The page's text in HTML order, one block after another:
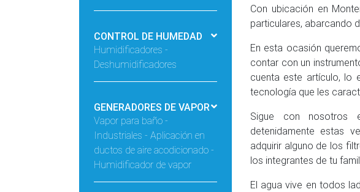
CONTROL DE HUMEDAD
Humidificadores -
Deshumidificadores
GENERADORES DE VAPOR
Vapor para baño -
Industriales - Aplicación en
ductos de aire acodicionado -
Humidificador de vapor
Con ubicación en
particulares, abarcando
En esta ocasión
contar con un
cuenta este artículo, lo
tecnología que les
Sigue con nosotros
detenidamente estas
adquirir alguno de los
los integrantes de tu
El agua vive en todos